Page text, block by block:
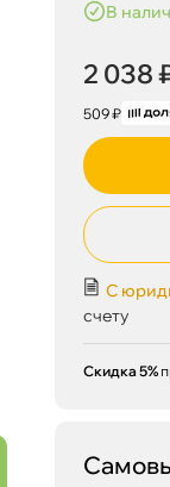
2 038
509 ₽
С
счету
Скидка 5%